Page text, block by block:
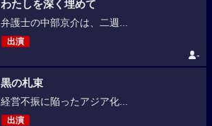
わたしを深く埋めて
弁護士の中部京介は、二週...
出演
-
黒の札束
経営不振に陥ったアジア化...
出演